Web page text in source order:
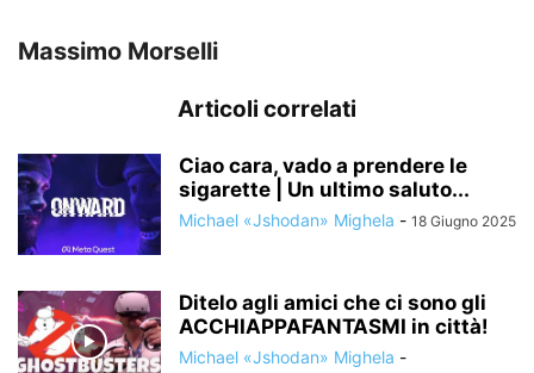
Massimo Morselli
Articoli correlati
Ciao cara, vado a prendere le
sigarette | Un ultimo saluto...
Michael «Jshodan» Mighela - 18 Giugno 2025
Ditelo agli amici che ci sono gli
ACCHIAPPAFANTASMI in città!
Michael «Jshodan» Mighela -